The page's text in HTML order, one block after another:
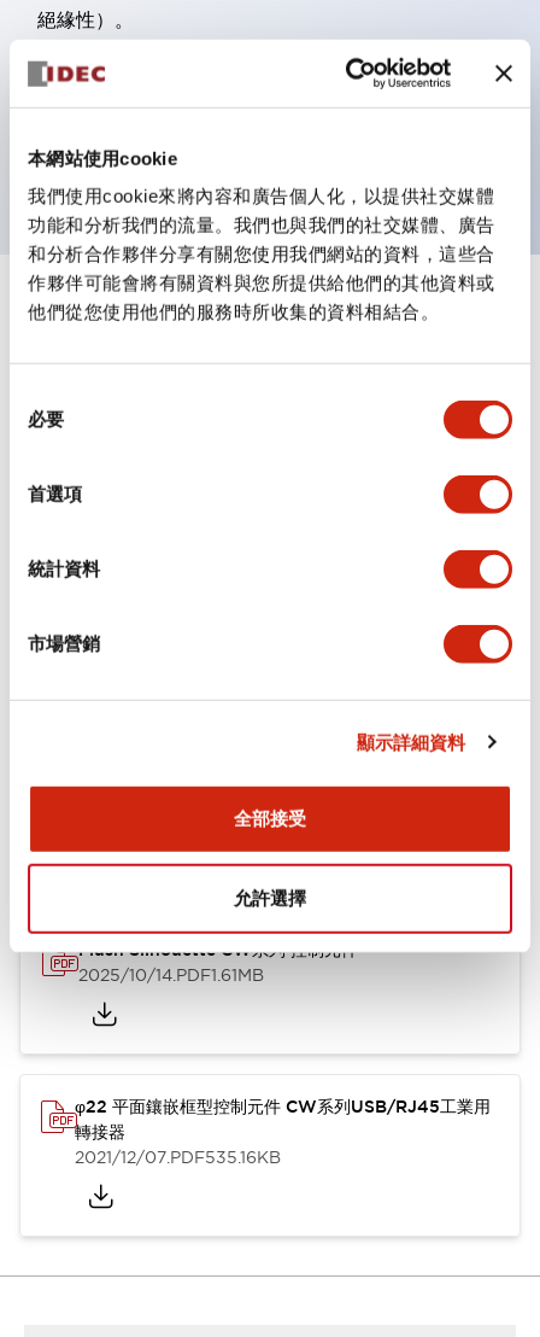
本網站使用cookie
我們使用cookie來將內容和廣告個人化，以提供社交媒體
功能和分析我們的流量。我們也與我們的社交媒體、廣告
和分析合作夥伴分享有關您使用我們網站的資料，這些合
作夥伴可能會將有關資料與您所提供給他們的其他資料或
他們從您使用他們的服務時所收集的資料相結合。
必要
首選項
統計資料
市場營銷
顯示詳細資料
全部接受
允許選擇
絕緣性）。
面板深度39.9mm（※11段接點塊）、59.9mm（※22段
接點塊）。可實現省空間設計。
防護結構
規格
審美規範
環境規範
功能規格
機械規格
型錄和宣傳手冊 CAD檔 認證與標準
Flush Silhouette CW系列 控制元件
2025/10/14.PDF1.61MB
φ22 平面鑲嵌框型控制元件 CW系列USB/RJ45工業用
轉接器
2021/12/07.PDF535.16KB